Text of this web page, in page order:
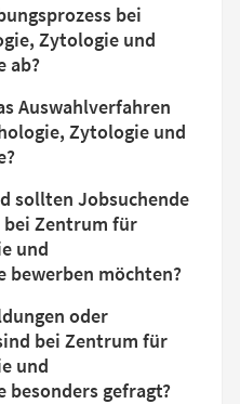
bei
Zytologie und
ab?
Auswahlverfahren
Zytologie und
sollten Jobsuchende
Zentrum für
und
bewerben möchten?
oder
bei Zentrum für
und
gefragt?